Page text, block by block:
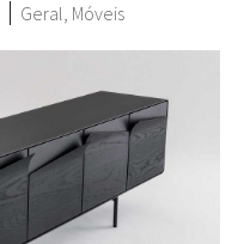
Geral, Móveis